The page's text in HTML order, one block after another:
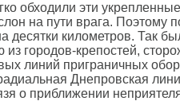
обходили эти
на пути врага.
километров. Так
городов-крепостей,
линий приграничных
Днепровская
о приближении